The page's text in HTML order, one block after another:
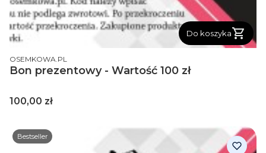
Do koszyka
PRODUCENT
OSEMKOWA.PL
Bon prezentowy - Wartość 100 zł
Cena
100,00 zł
Bestseller